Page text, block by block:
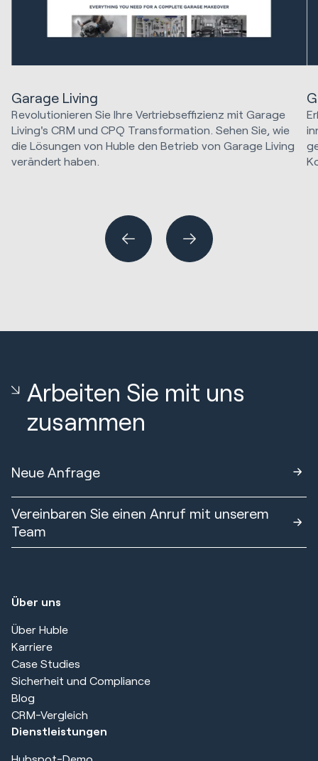
Garage Living
Revolutionieren Sie Ihre Vertriebseffizienz mit Garage
Living's CRM und CPQ Transformation. Sehen Sie, wie
die Lösungen von Huble den Betrieb von Garage Living
verändert haben.
Arbeiten Sie mit uns
zusammen
Neue Anfrage
Vereinbaren Sie einen Anruf mit unserem
Team
Über uns
Über Huble
Karriere
Case Studies
Sicherheit und Compliance
Blog
CRM-Vergleich
Dienstleistungen